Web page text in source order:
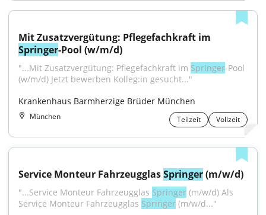
Springer-Pool (w/m/d)
"...Mit Zusatzvergütung: Pflegefachkraft im Springer-Pool
(w/m/d) Jetzt bewerben Kolleg:in gesucht..."
Krankenhaus Barmherzige Brüder München
München Teilzeit Vollzeit
Service Monteur Fahrzeugglas Springer (m/w/d)
"...Service Monteur Fahrzeugglas Springer (m/w/d) Als
Service Monteur Fahrzeugglas Springer (m/w/d..."